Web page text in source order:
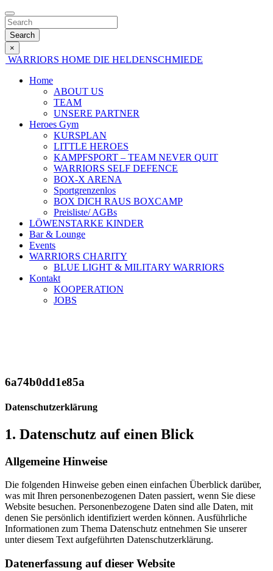
Search
×
WARRIORS HOME DIE HELDENSCHMIEDE
Home
ABOUT US
TEAM
UNSERE PARTNER
Heroes Gym
KURSPLAN
LITTLE HEROES
KAMPFSPORT – TEAM NEVER QUIT
WARRIORS SELF DEFENCE
BOX-X ARENA
Sportgrenzenlos
BOX DICH RAUS BOXCAMP
Preisliste/ AGBs
LÖWENSTARKE KINDER
Bar & Lounge
Events
WARRIORS CHARITY
BLUE LIGHT & MILITARY WARRIORS
Kontakt
KOOPERATION
JOBS
6a74b0dd1e85a
Datenschutz­erklärung
1. Datenschutz auf einen Blick
Allgemeine Hinweise
Die folgenden Hinweise geben einen einfachen Überblick darüber,
was mit Ihren personenbezogenen Daten passiert, wenn Sie diese
Website besuchen. Personenbezogene Daten sind alle Daten, mit
denen Sie persönlich identifiziert werden können. Ausführliche
Informationen zum Thema Datenschutz entnehmen Sie unserer
unter diesem Text aufgeführten Datenschutzerklärung.
Datenerfassung auf dieser Website